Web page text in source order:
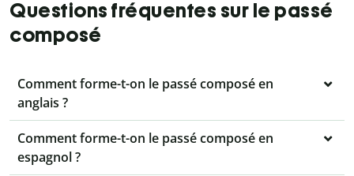
Questions fréquentes sur le passé
composé
Comment forme-t-on le passé composé en
anglais ?
Comment forme-t-on le passé composé en
espagnol ?